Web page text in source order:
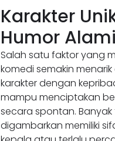
Karakter
Humor Alami
Salah satu faktor yang
komedi semakin
karakter dengan
mampu menciptakan
secara spontan.
digambarkan memiliki